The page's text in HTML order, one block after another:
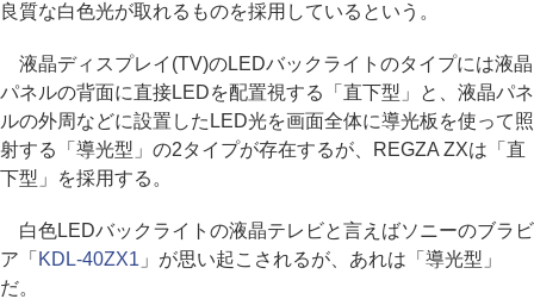
良質な白色光が取れるものを採用しているという。
液晶ディスプレイ(TV)のLEDバックライトのタイプには液晶
パネルの背面に直接LEDを配置視する「直下型」と、液晶パネ
ルの外周などに設置したLED光を画面全体に導光板を使って照
射する「導光型」の2タイプが存在するが、REGZA ZXは「直
下型」を採用する。
白色LEDバックライトの液晶テレビと言えばソニーのブラビ
ア「 KDL-40ZX1 」が思い起こされるが、あれは「導光型」
だ。